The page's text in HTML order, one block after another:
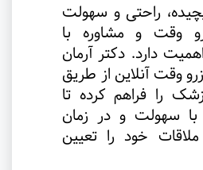
راحتی و سهولت
وقت و مشاوره با
دارد. دکتر آرمان
وقت آنلاین از طریق
را فراهم کرده تا
با سهولت و در زمان
خود را تعیین